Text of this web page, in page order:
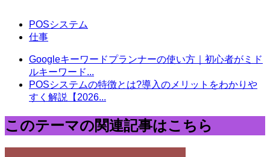
POSシステム
仕事
Googleキーワードプランナーの使い方｜初心者がミド
ルキーワード...
POSシステムの特徴とは?導入のメリットをわかりや
すく解説【2026...
このテーマの関連記事はこちら